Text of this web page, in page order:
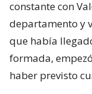
constante con
departamento y
que había
formada,
haber previsto